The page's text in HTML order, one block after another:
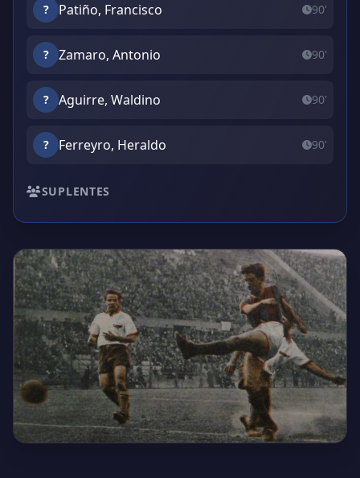
? Patiño, Francisco 90'
? Zamaro, Antonio 90'
? Aguirre, Waldino 90'
? Ferreyro, Heraldo 90'
SUPLENTES